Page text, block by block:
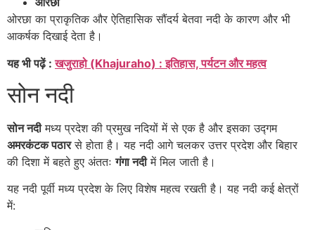
ओरछा का प्राकृतिक और ऐतिहासिक सौंदर्य बेतवा नदी के कारण और भी
आकर्षक दिखाई देता है।
यह भी पढ़ें :खजुराहो (Khajuraho) : इतिहास, पर्यटन और महत्व
सोन नदी
सोन नदीमध्य प्रदेश की प्रमुख नदियों में से एक है और इसका उद्गम
अमरकंटक पठारसे होता है। यह नदी आगे चलकर उत्तर प्रदेश और बिहार
की दिशा में बहते हुए अंततःगंगा नदीमें मिल जाती है।
यह नदी पूर्वी मध्य प्रदेश के लिए विशेष महत्व रखती है। यह नदी कई क्षेत्रों
में: